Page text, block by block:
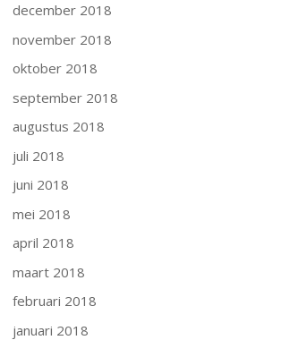
december 2018
november 2018
oktober 2018
september 2018
augustus 2018
juli 2018
juni 2018
mei 2018
april 2018
maart 2018
februari 2018
januari 2018